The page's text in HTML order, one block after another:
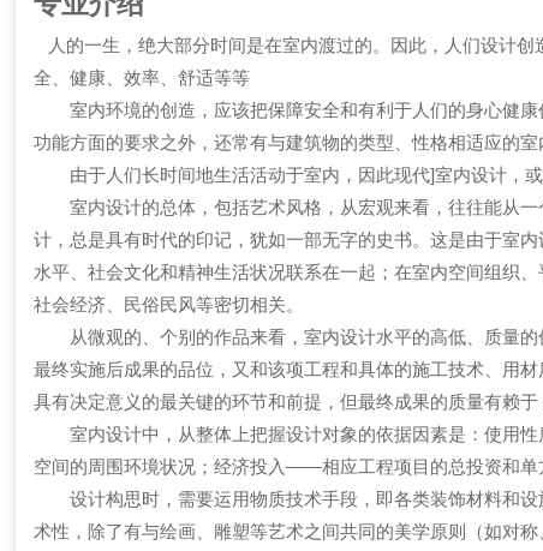
人的一生，绝大部分时间是在室内渡过的。因此，人们设计
全、健康、效率、舒适等等
室内环境的创造，应该把保障安全和有利于人们的身心健康
功能方面的要求之外，还常有与建筑物的类型、性格相适应的
由于人们长时间地生活活动于室内，因此现代]室内设计，或
室内设计的总体，包括艺术风格，从宏观来看，往往能从一
计，总是具有时代的印记，犹如一部无字的史书。这是由于室
水平、社会文化和精神生活状况联系在一起；在室内空间组织
社会经济、民俗民风等密切相关。
从微观的、个别的作品来看，室内设计水平的高低、质量的
最终实施后成果的品位，又和该项工程和具体的施工技术、用
具有决定意义的最关键的环节和前提，但最终成果的质量有
室内设计中，从整体上把握设计对象的依据因素是：使用
空间的周围环境状况；经济投入——相应工程项目的总投资和单
设计构思时，需要运用物质技术手段，即各类装饰材料和设
术性，除了有与绘画、雕塑等艺术之间共同的美学原则（如对